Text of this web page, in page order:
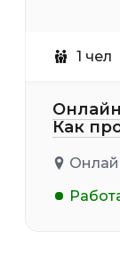
1 чел
Как